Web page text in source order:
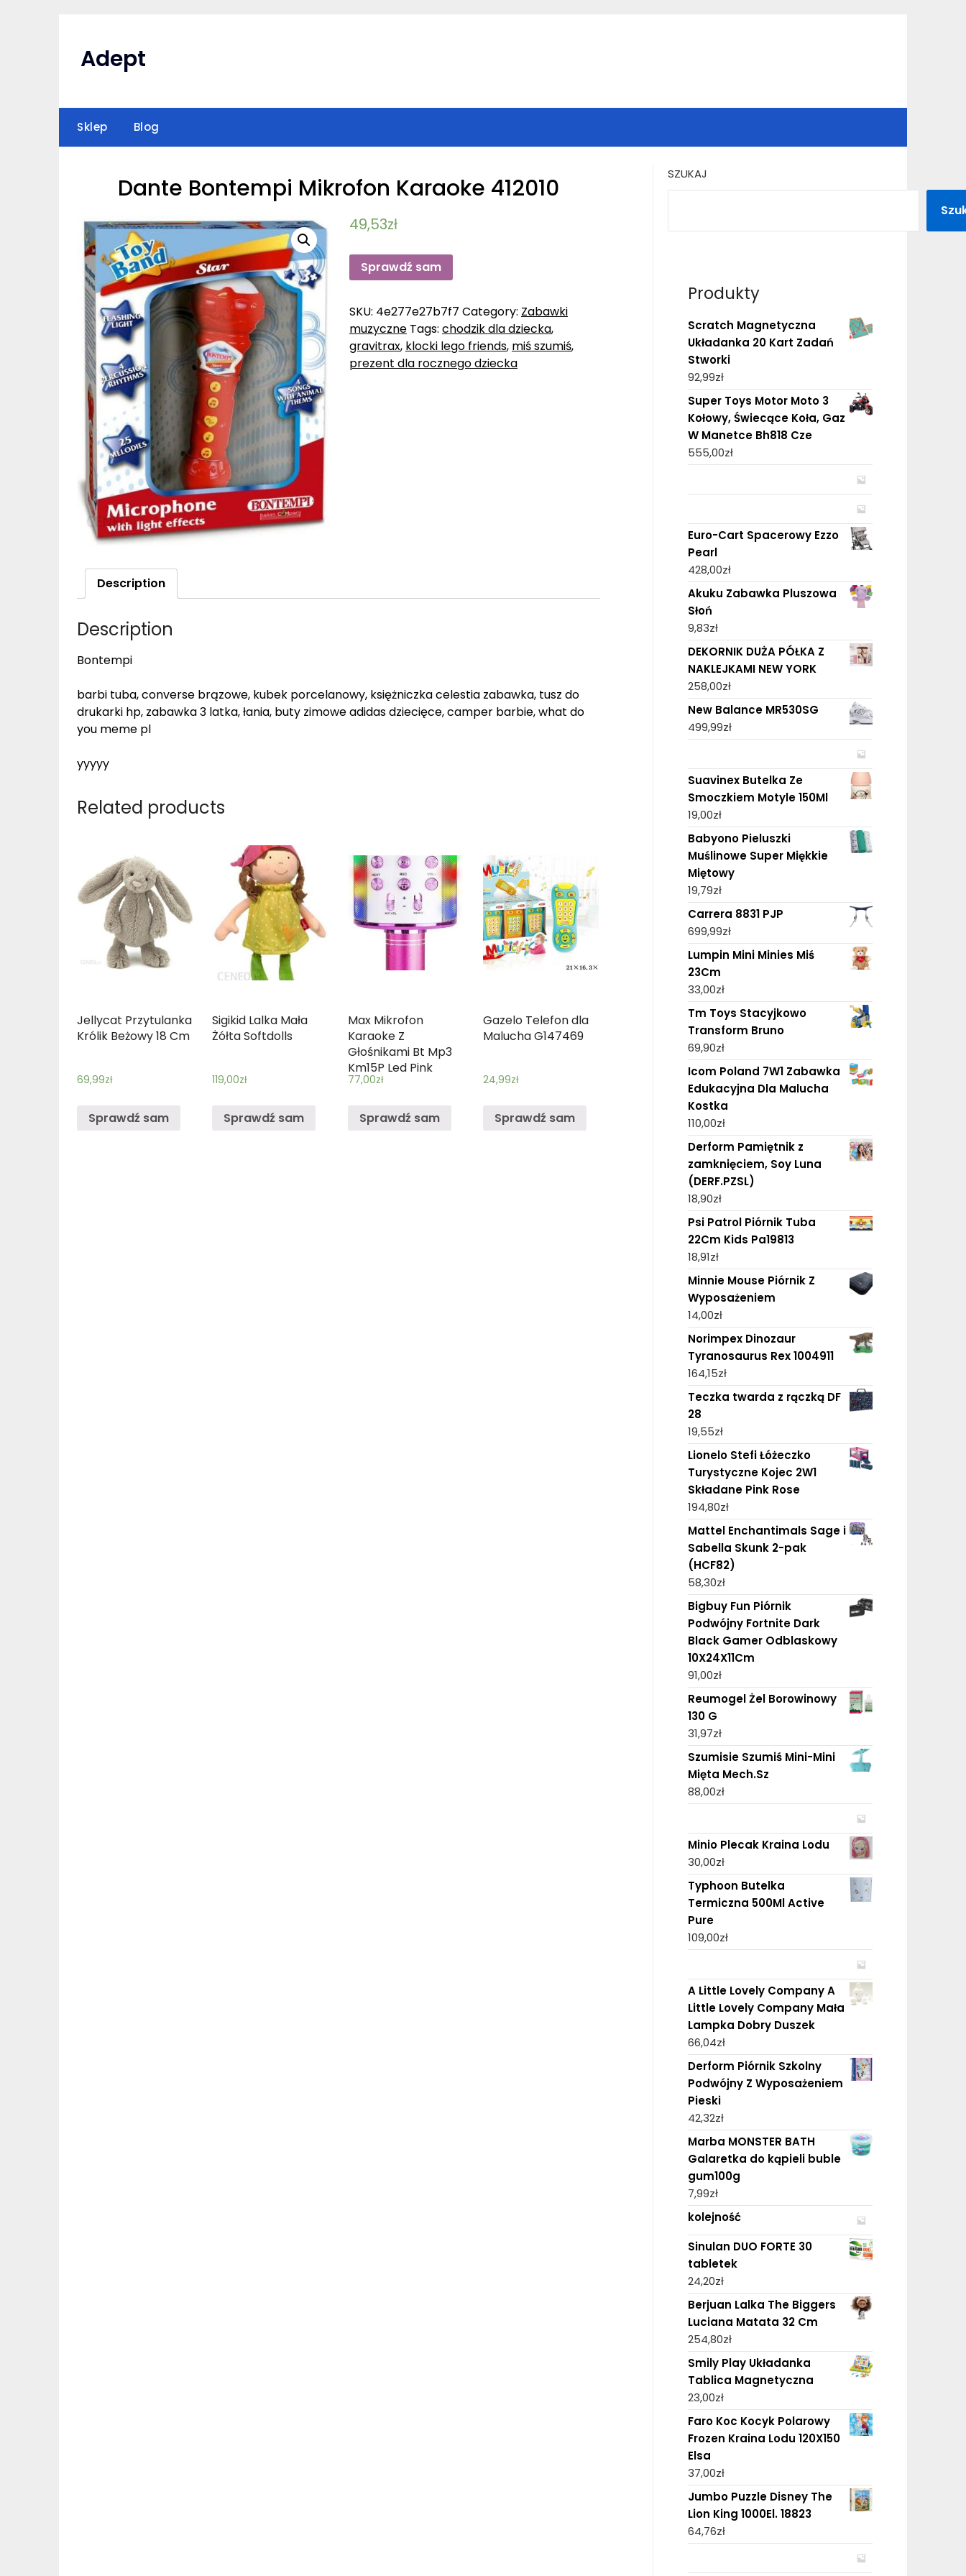
Adept
Sklep Blog
Dante Bontempi Mikrofon Karaoke 412010
49,53zł
Sprawdź sam
SKU: 4e277e27b7f7 Category: Zabawki
muzyczne Tags: chodzik dla dziecka,
gravitrax, klocki lego friends, miś szumiś,
prezent dla rocznego dziecka
Description
Description
Bontempi
barbi tuba, converse brązowe, kubek porcelanowy, księżniczka celestia zabawka, tusz do
drukarki hp, zabawka 3 latka, łania, buty zimowe adidas dziecięce, camper barbie, what do
you meme pl
yyyyy
Related products
Jellycat Przytulanka
Królik Beżowy 18 Cm
69,99zł
Sprawdź sam
Sigikid Lalka Mała
Żółta Softdolls
119,00zł
Sprawdź sam
Max Mikrofon
Karaoke Z
Głośnikami Bt Mp3
Km15P Led Pink
(130147)
77,00zł
Sprawdź sam
Gazelo Telefon dla
Malucha G147469
24,99zł
Sprawdź sam
SZUKAJ
Produkty
Scratch Magnetyczna
Układanka 20 Kart Zadań
Stworki
92,99zł
Super Toys Motor Moto 3
Kołowy, Świecące Koła, Gaz
W Manetce Bh818 Cze
555,00zł
Euro-Cart Spacerowy Ezzo
Pearl
428,00zł
Akuku Zabawka Pluszowa
Słoń
9,83zł
DEKORNIK DUŻA PÓŁKA Z
NAKLEJKAMI NEW YORK
258,00zł
New Balance MR530SG
499,99zł
Suavinex Butelka Ze
Smoczkiem Motyle 150Ml
19,00zł
Babyono Pieluszki
Muślinowe Super Miękkie
Miętowy
19,79zł
Carrera 8831 PJP
699,99zł
Lumpin Mini Minies Miś
23Cm
33,00zł
Tm Toys Stacyjkowo
Transform Bruno
69,90zł
Icom Poland 7W1 Zabawka
Edukacyjna Dla Malucha
Kostka
110,00zł
Derform Pamiętnik z
zamknięciem, Soy Luna
(DERF.PZSL)
18,90zł
Psi Patrol Piórnik Tuba
22Cm Kids Pa19813
18,91zł
Minnie Mouse Piórnik Z
Wyposażeniem
14,00zł
Norimpex Dinozaur
Tyranosaurus Rex 1004911
164,15zł
Teczka twarda z rączką DF
28
19,55zł
Lionelo Stefi Łóżeczko
Turystyczne Kojec 2W1
Składane Pink Rose
194,80zł
Mattel Enchantimals Sage i
Sabella Skunk 2-pak
(HCF82)
58,30zł
Bigbuy Fun Piórnik
Podwójny Fortnite Dark
Black Gamer Odblaskowy
10X24X11Cm
91,00zł
Reumogel Żel Borowinowy
130 G
31,97zł
Szumisie Szumiś Mini-Mini
Mięta Mech.Sz
88,00zł
Minio Plecak Kraina Lodu
30,00zł
Typhoon Butelka
Termiczna 500Ml Active
Pure
109,00zł
A Little Lovely Company A
Little Lovely Company Mała
Lampka Dobry Duszek
66,04zł
Derform Piórnik Szkolny
Podwójny Z Wyposażeniem
Pieski
42,32zł
Marba MONSTER BATH
Galaretka do kąpieli buble
gum100g
7,99zł
kolejność
Sinulan DUO FORTE 30
tabletek
24,20zł
Berjuan Lalka The Biggers
Luciana Matata 32 Cm
254,80zł
Smily Play Układanka
Tablica Magnetyczna
23,00zł
Faro Koc Kocyk Polarowy
Frozen Kraina Lodu 120X150
Elsa
37,00zł
Jumbo Puzzle Disney The
Lion King 1000El. 18823
64,76zł